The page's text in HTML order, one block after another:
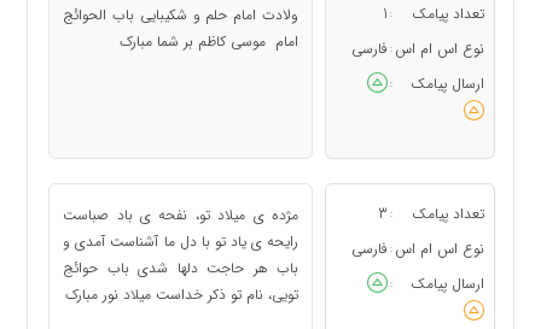
تعداد پیامک :
1
نوع اس ام اس : فارسی
ارسال پیامک
:
ولادت امام حلم و شکیبایی باب الحوائج
امام موسی کاظم بر شما مبارک
تعداد پیامک :
3
نوع اس ام اس : فارسی
ارسال پیامک
:
مژده‏ ى میلاد تو، نفحه ى باد صباست
رایحه ‏ى یاد تو با دل ما آشناست آمدى و
باب هر حاجت دلها شدى باب حوائج
تویى، نام تو ذکر خداست میلاد نور مبارک